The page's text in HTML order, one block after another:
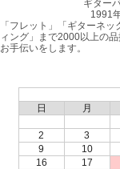
ギター
1991
「フレット」「ギターネ
ィング」まで2000以上の
お手伝いをします。
日
月
2
3
9
10
16
17